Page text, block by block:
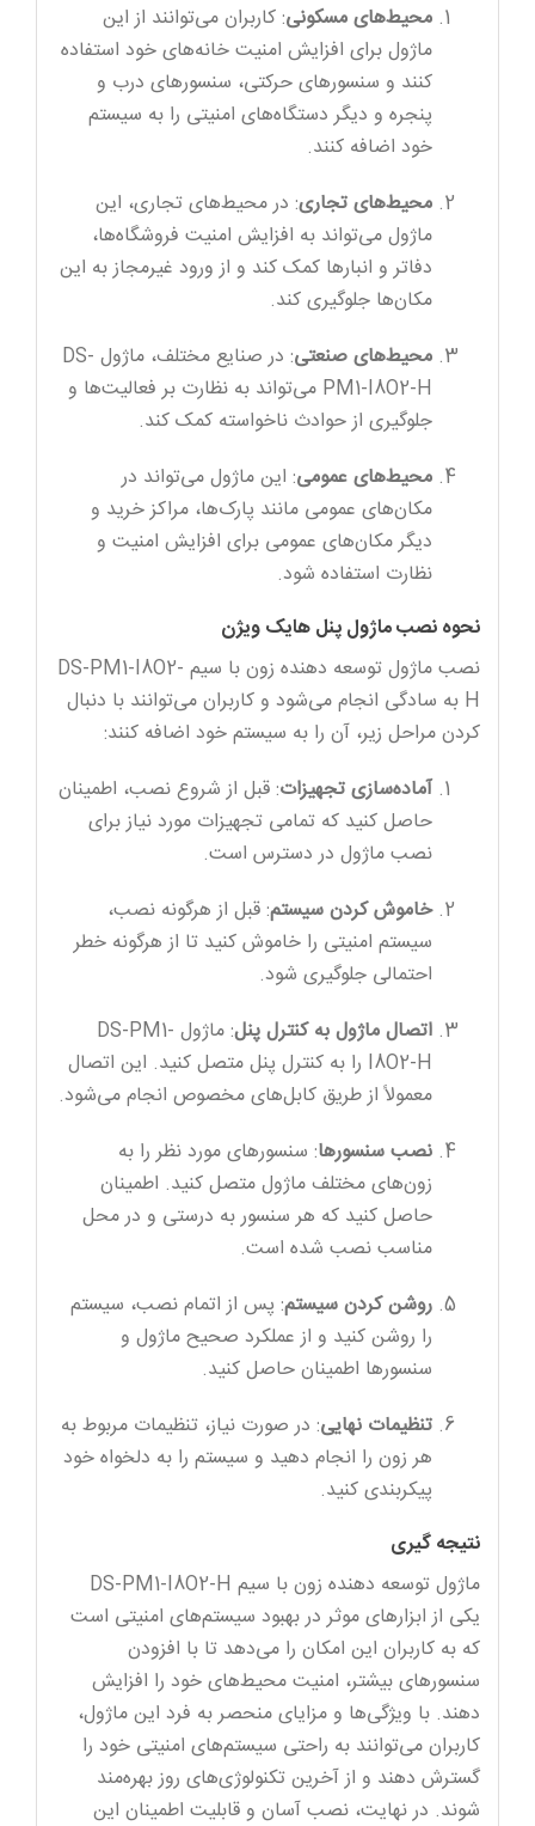
محیط‌های مسکونی: کاربران می‌توانند از این
ماژول برای افزایش امنیت خانه‌های خود استفاده
کنند و سنسورهای حرکتی، سنسورهای درب و
پنجره و دیگر دستگاه‌های امنیتی را به سیستم
خود اضافه کنند.
محیط‌های تجاری: در محیط‌های تجاری، این
ماژول می‌تواند به افزایش امنیت فروشگاه‌ها،
دفاتر و انبارها کمک کند و از ورود غیرمجاز به این
مکان‌ها جلوگیری کند.
محیط‌های صنعتی
: در صنایع مختلف، ماژول DS-
PM1-I8O2-H می‌تواند به نظارت بر فعالیت‌ها و
جلوگیری از حوادث ناخواسته کمک کند.
محیط‌های عمومی: این ماژول می‌تواند در
مکان‌های عمومی مانند پارک‌ها، مراکز خرید و
دیگر مکان‌های عمومی برای افزایش امنیت و
نظارت استفاده شود.
نحوه نصب ماژول پنل هایک ویژن
نصب ماژول توسعه دهنده زون با سیم DS-PM1-I8O2-
H به سادگی انجام می‌شود و کاربران می‌توانند با دنبال
کردن مراحل زیر، آن را به سیستم خود اضافه کنند:
آماده‌سازی تجهیزات: قبل از شروع نصب، اطمینان
حاصل کنید که تمامی تجهیزات مورد نیاز برای
نصب ماژول در دسترس است.
خاموش کردن سیستم: قبل از هرگونه نصب،
سیستم امنیتی را خاموش کنید تا از هرگونه خطر
احتمالی جلوگیری شود.
اتصال ماژول به کنترل پنل
: ماژول DS-PM1-
I8O2-H را به کنترل پنل متصل کنید. این اتصال
معمولاً از طریق کابل‌های مخصوص انجام می‌شود.
نصب سنسورها: سنسورهای مورد نظر را به
زون‌های مختلف ماژول متصل کنید. اطمینان
حاصل کنید که هر سنسور به درستی و در محل
مناسب نصب شده است.
روشن کردن سیستم: پس از اتمام نصب، سیستم
را روشن کنید و از عملکرد صحیح ماژول و
سنسورها اطمینان حاصل کنید.
تنظیمات نهایی: در صورت نیاز، تنظیمات مربوط به
هر زون را انجام دهید و سیستم را به دلخواه خود
پیکربندی کنید.
نتیجه‌ گیری
ماژول توسعه دهنده زون با سیم DS-PM1-I8O2-H
یکی از ابزارهای موثر در بهبود سیستم‌های امنیتی است
که به کاربران این امکان را می‌دهد تا با افزودن
سنسورهای بیشتر، امنیت محیط‌های خود را افزایش
دهند. با ویژگی‌ها و مزایای منحصر به فرد این ماژول،
کاربران می‌توانند به راحتی سیستم‌های امنیتی خود را
گسترش دهند و از آخرین تکنولوژی‌های روز بهره‌مند
شوند. در نهایت، نصب آسان و قابلیت اطمینان این